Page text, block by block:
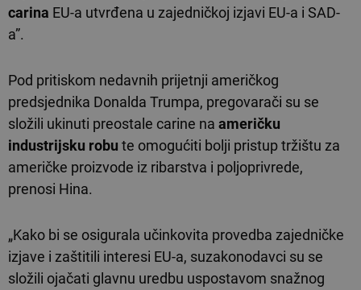
carina EU-a utvrđena u zajedničkoj izjavi EU-a i SAD-
a”.
Pod pritiskom nedavnih prijetnji američkog
predsjednika Donalda Trumpa, pregovarači su se
složili ukinuti preostale carine na američku
industrijsku robu te omogućiti bolji pristup tržištu za
američke proizvode iz ribarstva i poljoprivrede,
prenosi Hina.
„Kako bi se osigurala učinkovita provedba zajedničke
izjave i zaštitili interesi EU-a, suzakonodavci su se
složili ojačati glavnu uredbu uspostavom snažnog